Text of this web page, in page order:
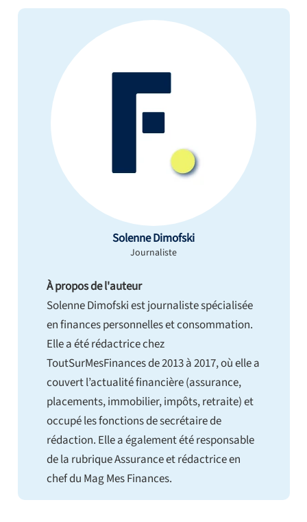
Solenne Dimofski
Journaliste
À propos de l'auteur
Solenne Dimofski est journaliste spécialisée
en finances personnelles et consommation.
Elle a été rédactrice chez
ToutSurMesFinances de 2013 à 2017, où elle a
couvert l’actualité financière (assurance,
placements, immobilier, impôts, retraite) et
occupé les fonctions de secrétaire de
rédaction. Elle a également été responsable
de la rubrique Assurance et rédactrice en
chef du Mag Mes Finances.